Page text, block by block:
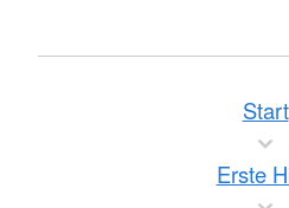
Start
Erste